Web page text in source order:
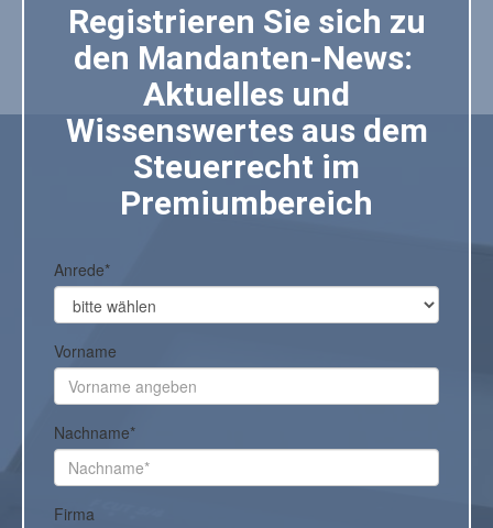
Registrieren Sie sich zu
den Mandanten-News:
Aktuelles und
Wissenswertes aus dem
Steuerrecht im
Premiumbereich